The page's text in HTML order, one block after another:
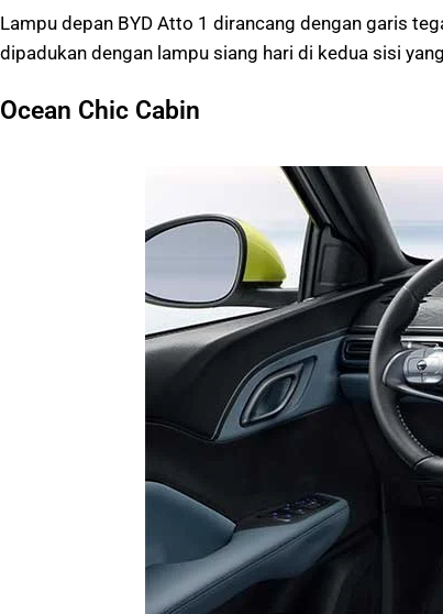
Lampu depan BYD Atto 1 dirancang dengan garis
dipadukan dengan lampu siang hari di kedua sisi
Ocean Chic Cabin